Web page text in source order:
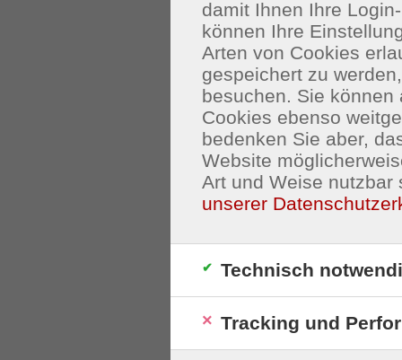
damit Ihnen Ihre
können Ihre
Arten von Cookies
gespeichert zu
besuchen. Sie
Cookies ebenso
bedenken Sie aber,
Website
Art und Weise nutzbar
unserer
Technisch
Tracking und